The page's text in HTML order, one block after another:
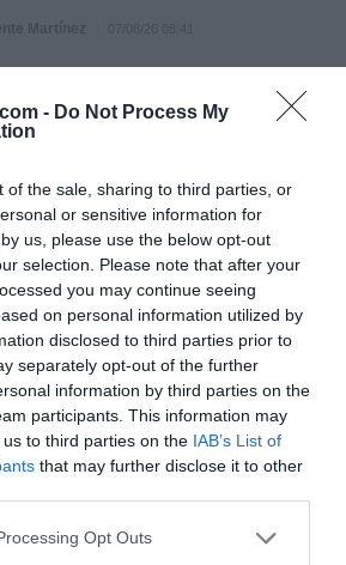
- Do Not Process My
of the sale, sharing to third parties, or
or sensitive information for
us, please use the below opt-out
selection. Please note that after your
you may continue seeing
on personal information utilized by
disclosed to third parties prior to
separately opt-out of the further
information by third parties on the
participants. This information may
to third parties on the IAB’s List of
that may further disclose it to other
Opt Outs
crítica a un obispo supone una falta
Situación límite: bronca en Reino
riesgo de deuda en el alero... y
Goñi reivindica la Presidencia
06/08/26 16:47
que sus acciones están
y hará más recompras
06/08/26 17:11
baja en bolsa, pese a que vuelve a
tras un trimestre récord